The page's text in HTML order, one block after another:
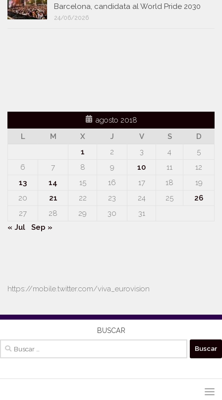
Barcelona, candidata al World Pride 2030
24/06/2026
agosto 2018
L
M X J V S
D
1
2 3 4
5
6
7 8 9 10 11
12
13
14 15 16 17 18
19
20
21 22 23 24 25
26
27
28 29 30
31
« Jul
Sep »
https://mobile.twitter.com/viva_eurovision
BUSCAR